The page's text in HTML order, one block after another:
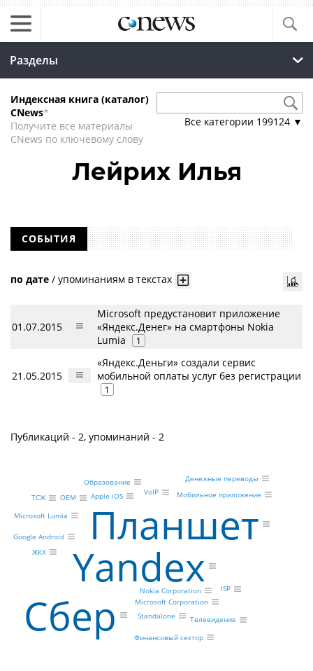
Разделы
Индексная книга (каталог)
CNews*
Получите все материалы
CNews по ключевому слову
Все категории 199124 ▼
Лейрих Илья
СОБЫТИЯ
по дате / упоминаниям в текстах
01.07.2015
Microsoft предустановит приложение
«Яндекс.Денег» на смартфоны Nokia
Lumia
1
21.05.2015
«Яндекс.Деньги» создали сервис
мобильной оплаты услуг без регистрации
1
Публикаций - 2, упоминаний - 2
Yandex
Планшет
Сбер
Nokia Corporation
Microsoft Corporation
Standalone
Мобильное приложение
Телевидение
OEM
VoIP
ISP
Microsoft Lumia
Apple iOS
Google Android
Денежные переводы
Финансовый сектор
Образование
ТСЖ
ЖКХ